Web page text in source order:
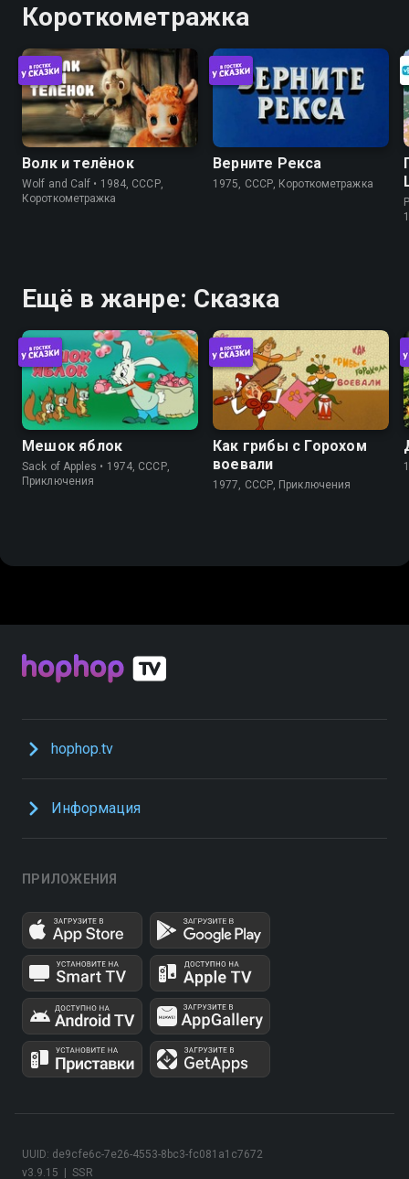
Короткометражка
Волк и телёнок
Wolf and Calf • 1984, СССР,
Короткометражка
Верните Рекса
1975, СССР, Короткометражка
Ещё в жанре: Сказка
Мешок яблок
Sack of Apples • 1974, СССР,
Приключения
Как грибы с Горохом
воевали
1977, СССР, Приключения
hophop.tv
Информация
ПРИЛОЖЕНИЯ
v3.9.15 SSR
UUID: de9cfe6c-7e26-4553-8bc3-fc081a1c7672